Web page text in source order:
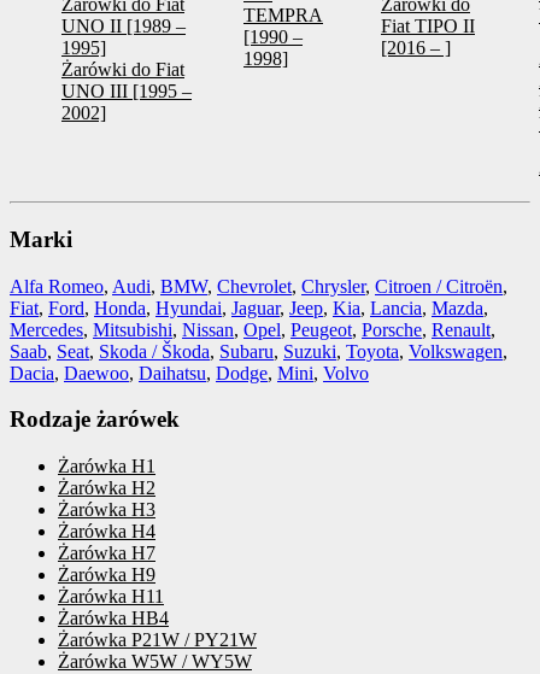
Żarówki do Fiat
UNO II [1989 –
1995]
Żarówki do Fiat
UNO III [1995 –
2002]
TEMPRA
[1990 –
1998]
Żarówki do
Fiat TIPO II
[2016 – ]
Marki
Alfa Romeo, Audi, BMW, Chevrolet, Chrysler, Citroen / Citroën,
Fiat, Ford, Honda, Hyundai, Jaguar, Jeep, Kia, Lancia, Mazda,
Mercedes, Mitsubishi, Nissan, Opel, Peugeot, Porsche, Renault,
Saab, Seat, Skoda / Škoda, Subaru, Suzuki, Toyota, Volkswagen,
Dacia, Daewoo, Daihatsu, Dodge, Mini, Volvo
Rodzaje żarówek
Żarówka H1
Żarówka H2
Żarówka H3
Żarówka H4
Żarówka H7
Żarówka H9
Żarówka H11
Żarówka HB4
Żarówka P21W / PY21W
Żarówka W5W / WY5W